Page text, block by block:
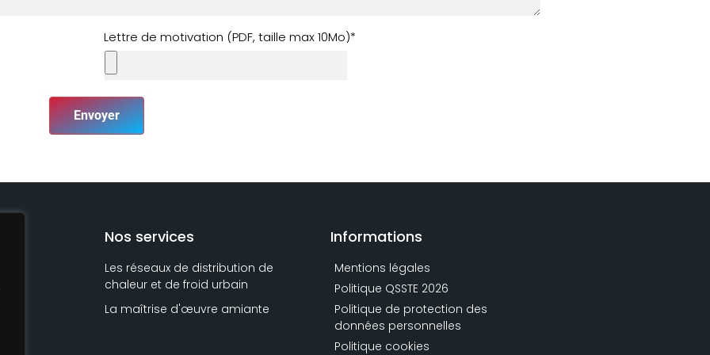
Lettre de motivation (PDF, taille max 10Mo)*
Envoyer
Nos services
Les réseaux de distribution de
chaleur et de froid urbain
La maîtrise d'œuvre amiante
Informations
Mentions légales
Politique QSSTE 2026
Politique de protection des
données personnelles
Politique cookies